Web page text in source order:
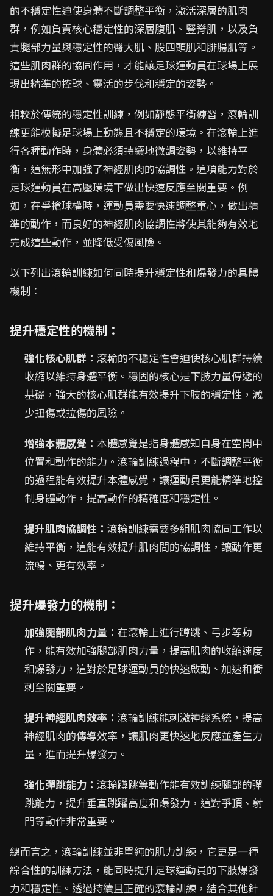
的不穩定性迫使身體不斷調整平衡，激活深層的肌肉
群，例如負責核心穩定性的深層腹肌、豎脊肌，以及負
責腿部力量與穩定性的臀大肌、股四頭肌和腓腸肌等。
這些肌肉群的協同作用，才能讓足球運動員在球場上展
現出精準的控球、靈活的步伐和穩定的姿勢。
相較於傳統的穩定性訓練，例如靜態平衡練習，滾輪訓
練更能模擬足球場上動態且不穩定的環境。在滾輪上進
行各種動作時，身體必須持續地微調姿勢，以維持平
衡，這無形中加強了神經肌肉的協調性。這項能力對於
足球運動員在高壓環境下做出快速反應至關重要。例
如，在爭搶球權時，運動員需要快速調整重心，做出精
準的動作，而良好的神經肌肉協調性將使其能夠有效地
完成這些動作，並降低受傷風險。
以下列出滾輪訓練如何同時提升穩定性和爆發力的具體
機制：
提升穩定性的機制：
強化核心肌群： 滾輪的不穩定性會迫使核心肌群持續
收縮以維持身體平衡。穩固的核心是下肢力量傳遞的
基礎，強大的核心肌群能有效提升下肢的穩定性，減
少扭傷或拉傷的風險。
增強本體感覺： 本體感覺是指身體感知自身在空間中
位置和動作的能力。滾輪訓練過程中，不斷調整平衡
的過程能有效提升本體感覺，讓運動員更能精準地控
制身體動作，提高動作的精確度和穩定性。
提升肌肉協調性： 滾輪訓練需要多組肌肉協同工作以
維持平衡，這能有效提升肌肉間的協調性，讓動作更
流暢、更有效率。
提升爆發力的機制：
加強腿部肌肉力量： 在滾輪上進行蹲跳、弓步等動
作，能有效加強腿部肌肉力量，提高肌肉的收縮速度
和爆發力，這對於足球運動員的快速啟動、加速和衝
刺至關重要。
提升神經肌肉效率： 滾輪訓練能刺激神經系統，提高
神經肌肉的傳導效率，讓肌肉更快速地反應並產生力
量，進而提升爆發力。
強化彈跳能力： 滾輪蹲跳等動作能有效訓練腿部的彈
跳能力，提升垂直跳躍高度和爆發力，這對爭頂、射
門等動作非常重要。
總而言之，滾輪訓練並非單純的肌力訓練，它更是一種
綜合性的訓練方法，能同時提升足球運動員的下肢爆發
力和穩定性。透過持續且正確的滾輪訓練，結合其他針